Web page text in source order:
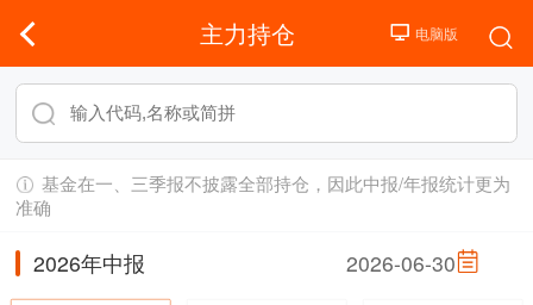
主力持仓
基金在一、三季报不披露全部持仓，因此中报/年报统计更为
准确
2026年中报 2026-06-30